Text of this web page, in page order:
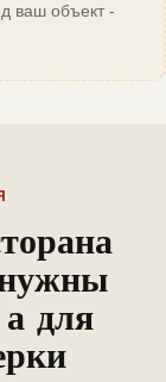
ваш объект -
для